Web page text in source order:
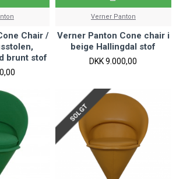
Chair /
brunt stof
Verner Panton
Verner Panton Cone chair i
beige Hallingdal stof
DKK 9.000,00
SOLGT